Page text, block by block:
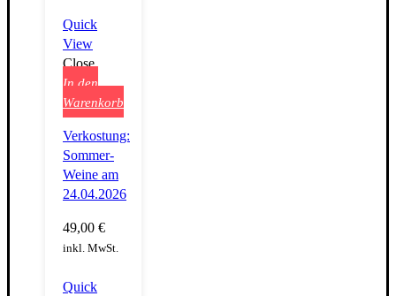
Quick
View
Close
In den
Warenkorb
Verkostung:
Sommer-
Weine am
24.04.2026
49,00 €
inkl. MwSt.
Quick